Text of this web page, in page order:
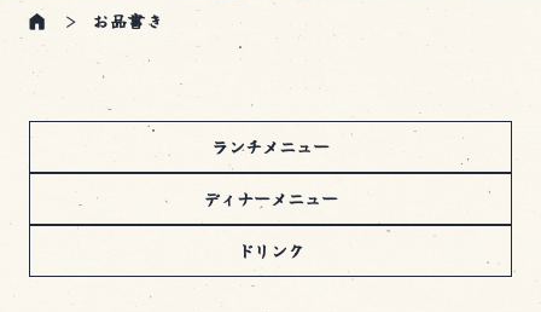
お品書き
ランチメニュー
ディナーメニュー
ドリンク